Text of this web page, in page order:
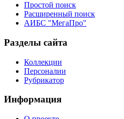
Простой поиск
Расширенный поиск
АИБС "МегаПро"
Разделы сайта
Коллекции
Персоналии
Рубрикатор
Информация